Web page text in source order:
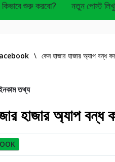
কিভাবে শুরু করবো? নতুন পোস্ট
\ কেন হাজার হাজার অ্যাপ বন্ধ
তথ্য
হাজার অ্যাপ